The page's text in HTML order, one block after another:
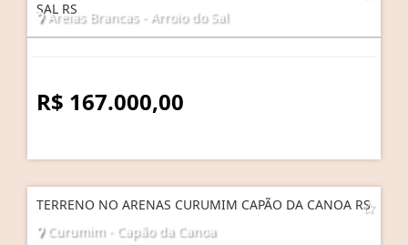
SAL RS
Areias Brancas - Arroio do Sal
R$ 167.000,00
TERRENO NO ARENAS CURUMIM CAPÃO DA CANOA RS
Curumim - Capão da Canoa